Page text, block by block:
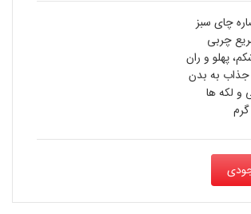
چای سبز
چربی
پهلو و ران
به بدن
و لکه ها